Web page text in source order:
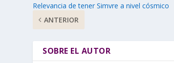
Relevancia de tener Simvre a nivel cósmico
ANTERIOR
SOBRE EL AUTOR